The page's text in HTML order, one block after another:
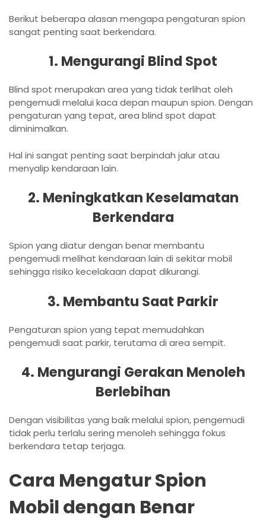
Berikut beberapa alasan mengapa pengaturan spion
sangat penting saat berkendara.
1. Mengurangi Blind Spot
Blind spot merupakan area yang tidak terlihat oleh
pengemudi melalui kaca depan maupun spion. Dengan
pengaturan yang tepat, area blind spot dapat
diminimalkan.
Hal ini sangat penting saat berpindah jalur atau
menyalip kendaraan lain.
2. Meningkatkan Keselamatan
Berkendara
Spion yang diatur dengan benar membantu
pengemudi melihat kendaraan lain di sekitar mobil
sehingga risiko kecelakaan dapat dikurangi.
3. Membantu Saat Parkir
Pengaturan spion yang tepat memudahkan
pengemudi saat parkir, terutama di area sempit.
4. Mengurangi Gerakan Menoleh
Berlebihan
Dengan visibilitas yang baik melalui spion, pengemudi
tidak perlu terlalu sering menoleh sehingga fokus
berkendara tetap terjaga.
Cara Mengatur Spion
Mobil dengan Benar